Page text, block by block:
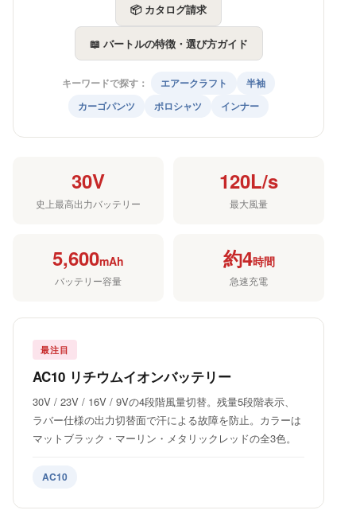
📦 カタログ請求
📖 バートルの特徴・選び方ガイド
キーワードで探す： エアークラフト
半袖
カーゴパンツ
ポロシャツ インナー
30V
史上最高出力バッテリー
120L/s
最大風量
5,600mAh
バッテリー容量
約4時間
急速充電
最注目
AC10 リチウムイオンバッテリー
30V / 23V / 16V / 9Vの4段階風量切替。残量5段階表示、
ラバー仕様の出力切替面で汗による故障を防止。カラーは
マットブラック・マーリン・メタリックレッドの全3色。
AC10